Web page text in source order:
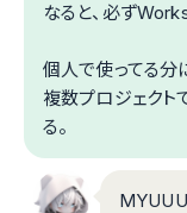
なると、必ず
個人で使ってる分
複数プロジェクト
る。